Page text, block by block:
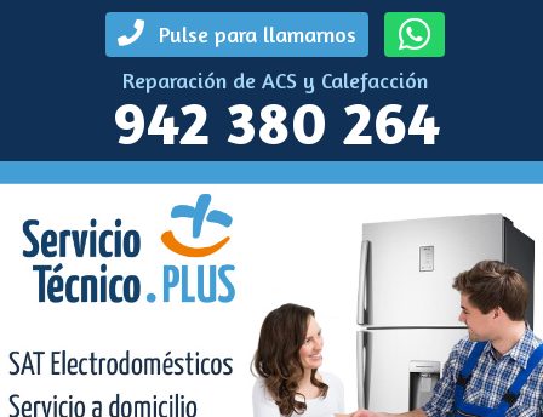
Pulse para llamarnos
Reparación de ACS y Calefacción
942 380 264